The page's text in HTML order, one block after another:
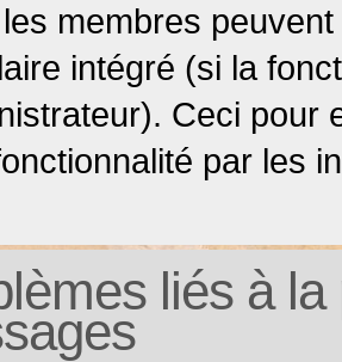
membres
intégré (si la
Ceci pour
par les
liés à